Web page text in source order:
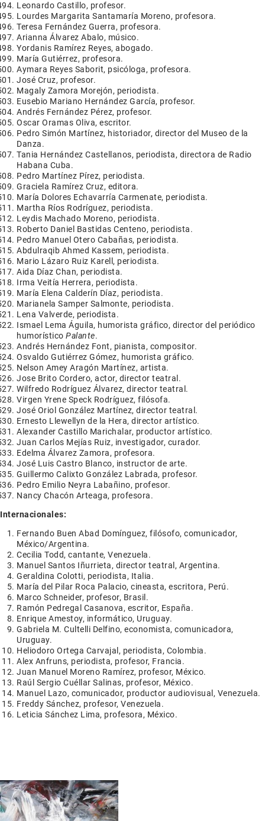
Leonardo Castillo, profesor.
Lourdes Margarita Santamaría Moreno, profesora.
Teresa Fernández Guerra, profesora.
Arianna Álvarez Abalo, músico.
Yordanis Ramírez Reyes, abogado.
María Gutiérrez, profesora.
Aymara Reyes Saborit, psicóloga, profesora.
José Cruz, profesor.
Magaly Zamora Morejón, periodista.
Eusebio Mariano Hernández García, profesor.
Andrés Fernández Pérez, profesor.
Oscar Oramas Oliva, escritor.
Pedro Simón Martínez, historiador, director del Museo de la
Danza.
Tania Hernández Castellanos, periodista, directora de Radio
Habana Cuba.
Pedro Martínez Pírez, periodista.
Graciela Ramírez Cruz, editora.
María Dolores Echavarría Carmenate, periodista.
Martha Ríos Rodríguez, periodista.
Leydis Machado Moreno, periodista.
Roberto Daniel Bastidas Centeno, periodista.
Pedro Manuel Otero Cabañas, periodista.
Abdulraqib Ahmed Kassem, periodista.
Mario Lázaro Ruiz Karell, periodista.
Aida Díaz Chan, periodista.
Irma Veitía Herrera, periodista.
María Elena Calderín Díaz, periodista.
Marianela Samper Salmonte, periodista.
Lena Valverde, periodista.
Ismael Lema Águila, humorista gráfico, director del periódico
humorístico Palante.
Andrés Hernández Font, pianista, compositor.
Osvaldo Gutiérrez Gómez, humorista gráfico.
Nelson Amey Aragón Martínez, artista.
Jose Brito Cordero, actor, director teatral.
Wilfredo Rodríguez Álvarez, director teatral.
Virgen Yrene Speck Rodríguez, filósofa.
José Oriol González Martínez, director teatral.
Ernesto Llewellyn de la Hera, director artístico.
Alexander Castillo Marichalar, productor artístico.
Juan Carlos Mejías Ruiz, investigador, curador.
Edelma Álvarez Zamora, profesora.
José Luis Castro Blanco, instructor de arte.
Guillermo Calixto González Labrada, profesor.
Pedro Emilio Neyra Labañino, profesor.
Nancy Chacón Arteaga, profesora.
Internacionales:
Fernando Buen Abad Domínguez, filósofo, comunicador,
México/Argentina.
Cecilia Todd, cantante, Venezuela.
Manuel Santos Iñurrieta, director teatral, Argentina.
Geraldina Colotti, periodista, Italia.
María del Pilar Roca Palacio, cineasta, escritora, Perú.
Marco Schneider, profesor, Brasil.
Ramón Pedregal Casanova, escritor, España.
Enrique Amestoy, informático, Uruguay.
Gabriela M. Cultelli Delfino, economista, comunicadora,
Uruguay.
Heliodoro Ortega Carvajal, periodista, Colombia.
Alex Anfruns, periodista, profesor, Francia.
Juan Manuel Moreno Ramírez, profesor, México.
Raúl Sergio Cuéllar Salinas, profesor, México.
Manuel Lazo, comunicador, productor audiovisual, Venezuela.
Freddy Sánchez, profesor, Venezuela.
Leticia Sánchez Lima, profesora, México.